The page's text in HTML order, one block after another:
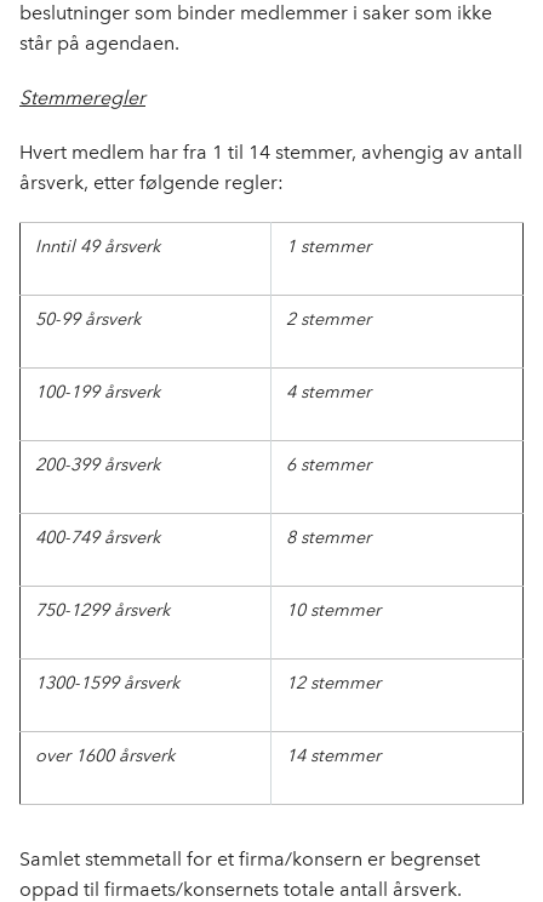
beslutninger som binder medlemmer i saker som ikke
står på agendaen.
Stemmeregler
Hvert medlem har fra 1 til 14 stemmer, avhengig av antall
årsverk, etter følgende regler:
Inntil 49 årsverk 1 stemmer
50-99 årsverk 2 stemmer
100-199 årsverk 4 stemmer
200-399 årsverk 6 stemmer
400-749 årsverk 8 stemmer
750-1299 årsverk 10 stemmer
1300-1599 årsverk 12 stemmer
over 1600 årsverk 14 stemmer
Samlet stemmetall for et firma/konsern er begrenset
oppad til firmaets/konsernets totale antall årsverk.